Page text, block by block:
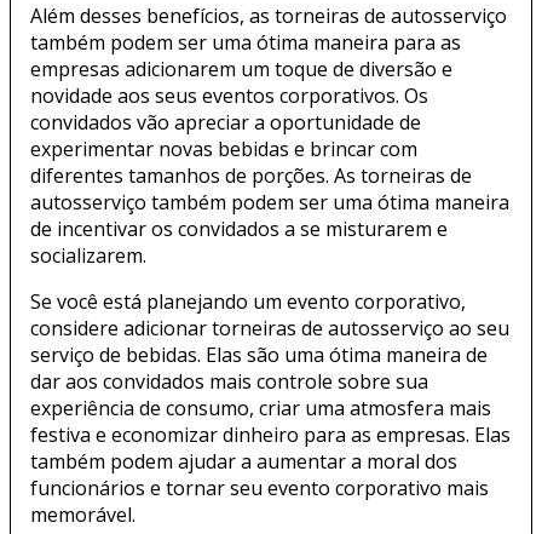
Além desses benefícios, as torneiras de autosserviço
também podem ser uma ótima maneira para as
empresas adicionarem um toque de diversão e
novidade aos seus eventos corporativos. Os
convidados vão apreciar a oportunidade de
experimentar novas bebidas e brincar com
diferentes tamanhos de porções. As torneiras de
autosserviço também podem ser uma ótima maneira
de incentivar os convidados a se misturarem e
socializarem.
Se você está planejando um evento corporativo,
considere adicionar torneiras de autosserviço ao seu
serviço de bebidas. Elas são uma ótima maneira de
dar aos convidados mais controle sobre sua
experiência de consumo, criar uma atmosfera mais
festiva e economizar dinheiro para as empresas. Elas
também podem ajudar a aumentar a moral dos
funcionários e tornar seu evento corporativo mais
memorável.